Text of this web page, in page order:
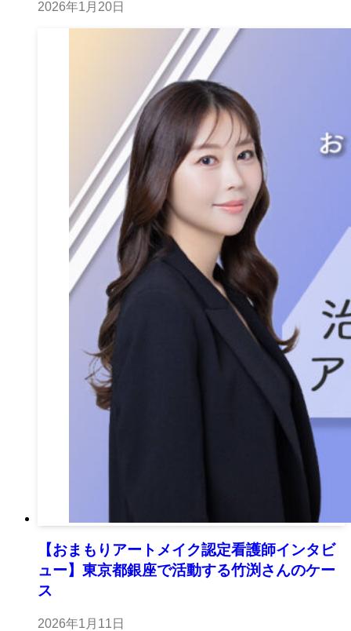
2026年1月20日
【おまもりアートメイク認定看護師インタビ
ュー】東京都銀座で活動する竹渕さんのケー
ス
2026年1月11日